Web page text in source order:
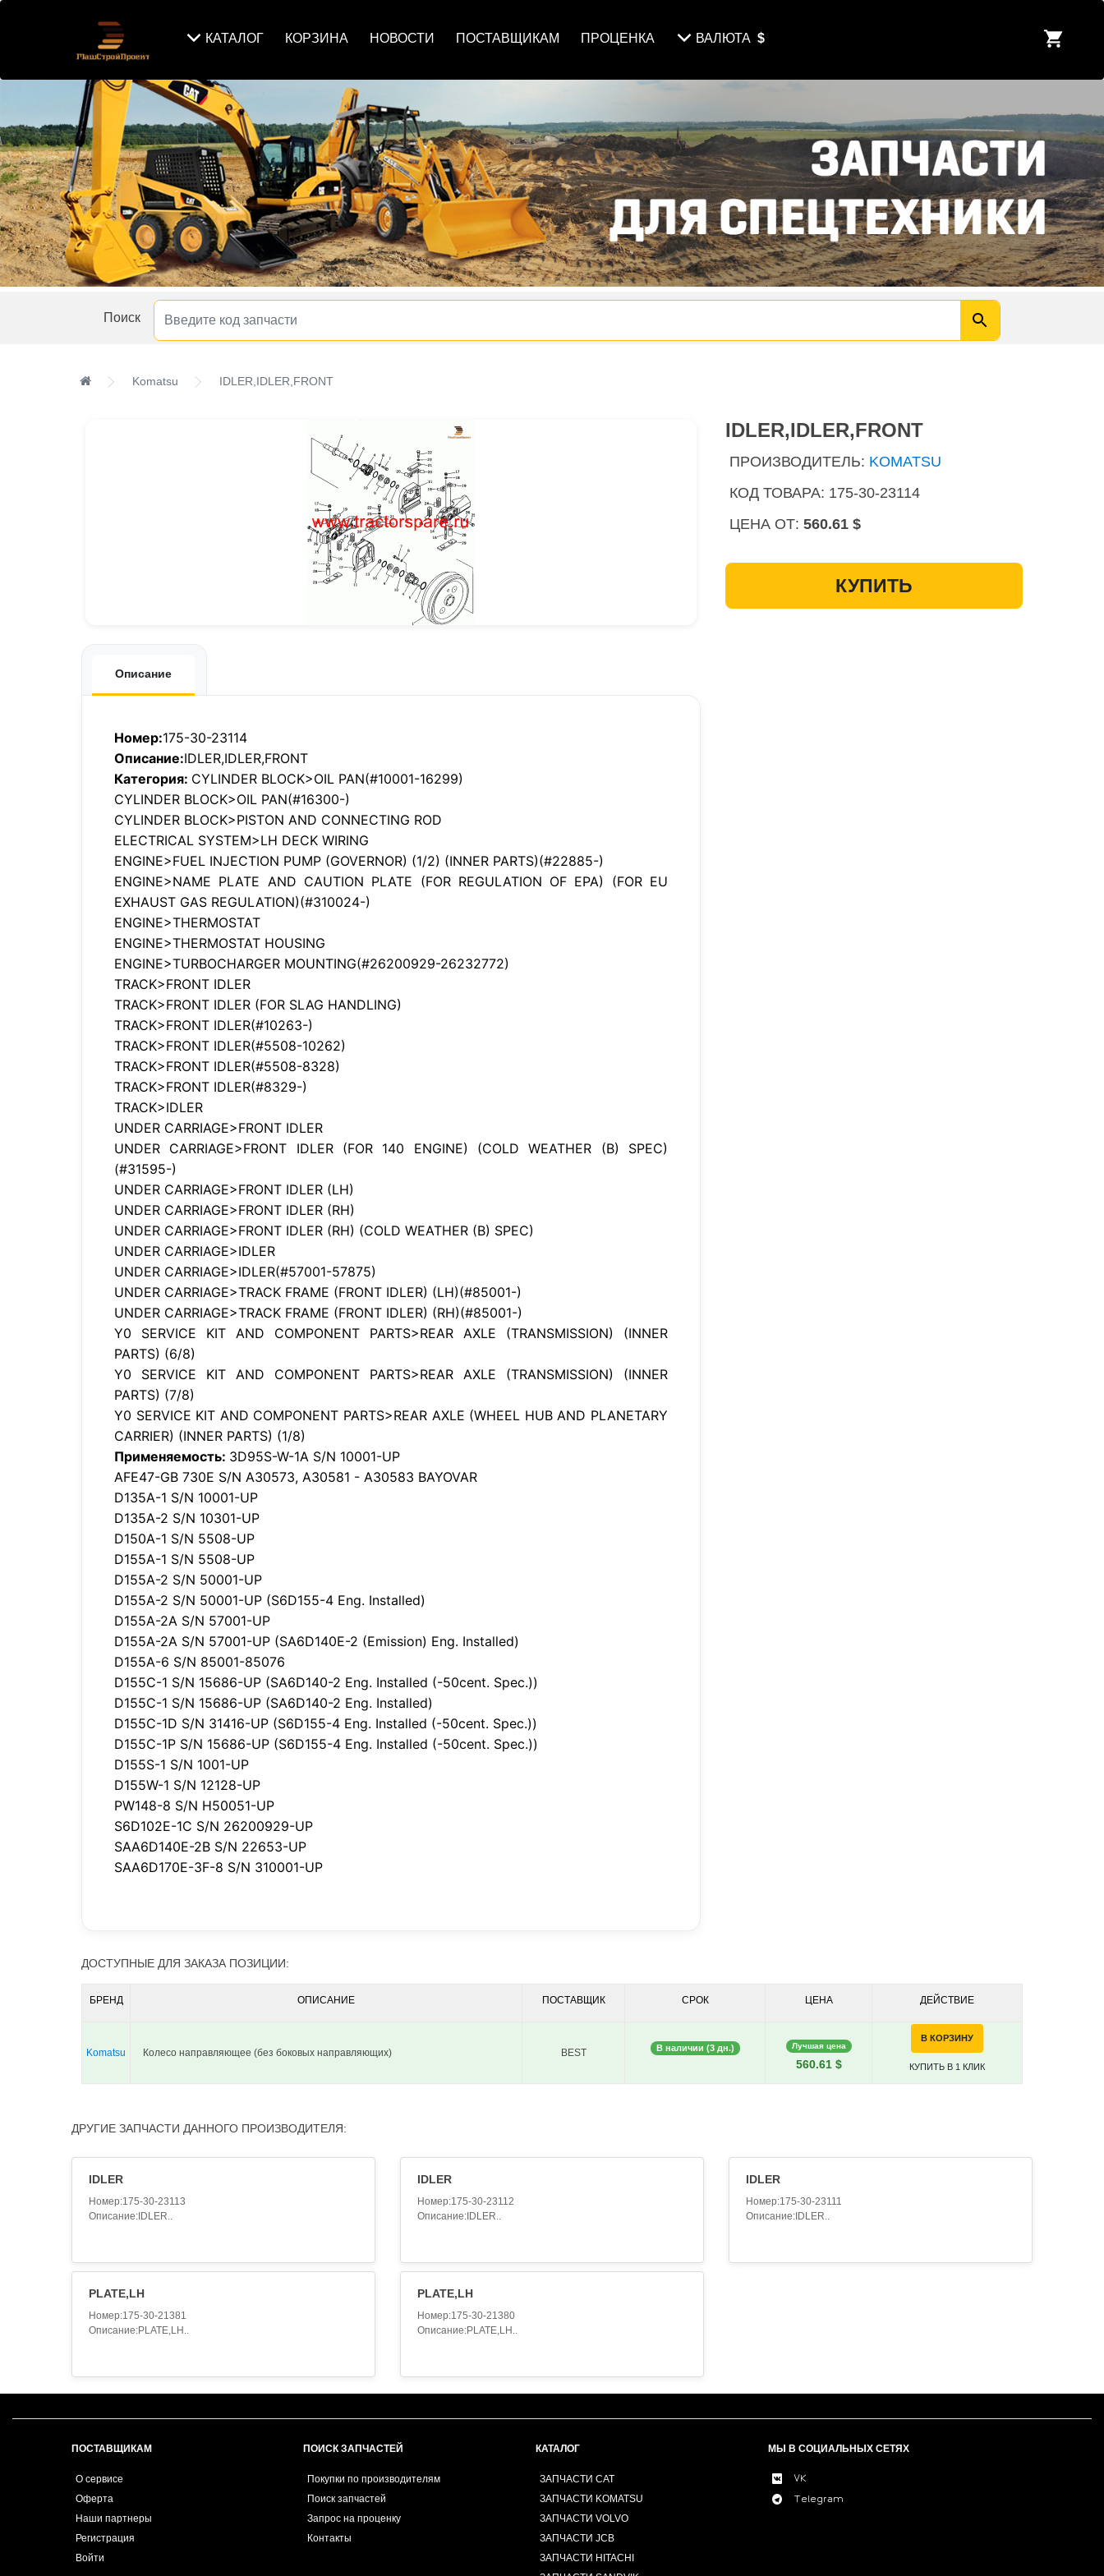
КАТАЛОГ КОРЗИНА НОВОСТИ ПОСТАВЩИКАМ ПРОЦЕНКА ВАЛЮТА $
Поиск
Komatsu IDLER,IDLER,FRONT
Описание
Номер:175-30-23114
Описание:IDLER,IDLER,FRONT
Категория: CYLINDER BLOCK>OIL PAN(#10001-16299)
CYLINDER BLOCK>OIL PAN(#16300-)
CYLINDER BLOCK>PISTON AND CONNECTING ROD
ELECTRICAL SYSTEM>LH DECK WIRING
ENGINE>FUEL INJECTION PUMP (GOVERNOR) (1/2) (INNER PARTS)(#22885-)
ENGINE>NAME PLATE AND CAUTION PLATE (FOR REGULATION OF EPA) (FOR EU
EXHAUST GAS REGULATION)(#310024-)
ENGINE>THERMOSTAT
ENGINE>THERMOSTAT HOUSING
ENGINE>TURBOCHARGER MOUNTING(#26200929-26232772)
TRACK>FRONT IDLER
TRACK>FRONT IDLER (FOR SLAG HANDLING)
TRACK>FRONT IDLER(#10263-)
TRACK>FRONT IDLER(#5508-10262)
TRACK>FRONT IDLER(#5508-8328)
TRACK>FRONT IDLER(#8329-)
TRACK>IDLER
UNDER CARRIAGE>FRONT IDLER
UNDER CARRIAGE>FRONT IDLER (FOR 140 ENGINE) (COLD WEATHER (B) SPEC)
(#31595-)
UNDER CARRIAGE>FRONT IDLER (LH)
UNDER CARRIAGE>FRONT IDLER (RH)
UNDER CARRIAGE>FRONT IDLER (RH) (COLD WEATHER (B) SPEC)
UNDER CARRIAGE>IDLER
UNDER CARRIAGE>IDLER(#57001-57875)
UNDER CARRIAGE>TRACK FRAME (FRONT IDLER) (LH)(#85001-)
UNDER CARRIAGE>TRACK FRAME (FRONT IDLER) (RH)(#85001-)
Y0 SERVICE KIT AND COMPONENT PARTS>REAR AXLE (TRANSMISSION) (INNER
PARTS) (6/8)
Y0 SERVICE KIT AND COMPONENT PARTS>REAR AXLE (TRANSMISSION) (INNER
PARTS) (7/8)
Y0 SERVICE KIT AND COMPONENT PARTS>REAR AXLE (WHEEL HUB AND PLANETARY
CARRIER) (INNER PARTS) (1/8)
Применяемость: 3D95S-W-1A S/N 10001-UP
AFE47-GB 730E S/N A30573, A30581 - A30583 BAYOVAR
D135A-1 S/N 10001-UP
D135A-2 S/N 10301-UP
D150A-1 S/N 5508-UP
D155A-1 S/N 5508-UP
D155A-2 S/N 50001-UP
D155A-2 S/N 50001-UP (S6D155-4 Eng. Installed)
D155A-2A S/N 57001-UP
D155A-2A S/N 57001-UP (SA6D140E-2 (Emission) Eng. Installed)
D155A-6 S/N 85001-85076
D155C-1 S/N 15686-UP (SA6D140-2 Eng. Installed (-50cent. Spec.))
D155C-1 S/N 15686-UP (SA6D140-2 Eng. Installed)
D155C-1D S/N 31416-UP (S6D155-4 Eng. Installed (-50cent. Spec.))
D155C-1P S/N 15686-UP (S6D155-4 Eng. Installed (-50cent. Spec.))
D155S-1 S/N 1001-UP
D155W-1 S/N 12128-UP
PW148-8 S/N H50051-UP
S6D102E-1C S/N 26200929-UP
SAA6D140E-2B S/N 22653-UP
SAA6D170E-3F-8 S/N 310001-UP
IDLER,IDLER,FRONT
ПРОИЗВОДИТЕЛЬ: KOMATSU
КОД ТОВАРА: 175-30-23114
ЦЕНА ОТ: 560.61 $
КУПИТЬ
ДОСТУПНЫЕ ДЛЯ ЗАКАЗА ПОЗИЦИИ:
БРЕНД ОПИСАНИЕ ПОСТАВЩИК СРОК ЦЕНА ДЕЙСТВИЕ
Komatsu Колесо направляющее (без боковых направляющих) BEST В наличии (3 дн.) Лучшая цена
560.61 $
В КОРЗИНУ
КУПИТЬ В 1 КЛИК
ДРУГИЕ ЗАПЧАСТИ ДАННОГО ПРОИЗВОДИТЕЛЯ:
IDLER
Номер:175-30-23113
Описание:IDLER..
IDLER
Номер:175-30-23112
Описание:IDLER..
IDLER
Номер:175-30-23111
Описание:IDLER..
PLATE,LH
Номер:175-30-21381
Описание:PLATE,LH..
PLATE,LH
Номер:175-30-21380
Описание:PLATE,LH..
ПОСТАВЩИКАМ
О сервисе
Оферта
Наши партнеры
Регистрация
Войти
ПОИСК ЗАПЧАСТЕЙ
Покупки по производителям
Поиск запчастей
Запрос на проценку
Контакты
КАТАЛОГ
ЗАПЧАСТИ CAT
ЗАПЧАСТИ KOMATSU
ЗАПЧАСТИ VOLVO
ЗАПЧАСТИ JCB
ЗАПЧАСТИ HITACHI
МЫ В СОЦИАЛЬНЫХ СЕТЯХ
VK
Telegram